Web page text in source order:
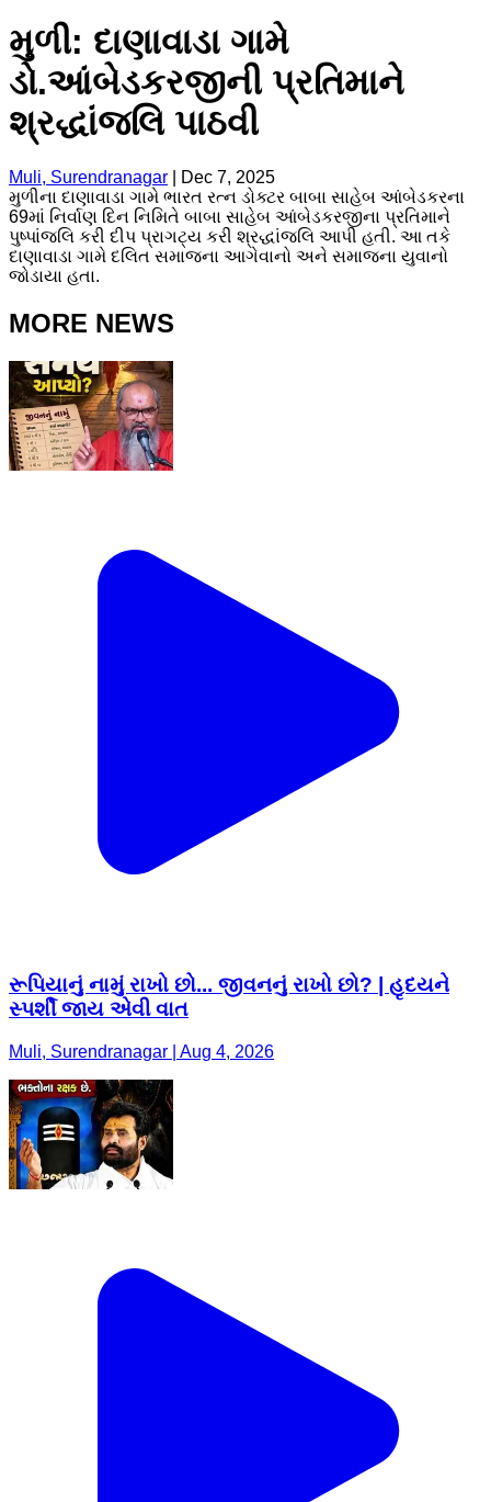
મુળી: દાણાવાડા ગામે
ડો.આંબેડકરજીની પ્રતિમાને
શ્રદ્ધાંજલિ પાઠવી
Muli, Surendranagar
Dec 7, 2025
મુળીના દાણાવાડા ગામે ભારત રત્ન ડોક્ટર બાબા સાહેબ આંબેડકરના
69માં નિર્વાણ દિન નિમિતે બાબા સાહેબ આંબેડકરજીના પ્રતિમાને
પુષ્પાંજલિ કરી દીપ પ્રાગટ્ય કરી શ્રદ્ધાંજલિ આપી હતી. આ તકે
દાણાવાડા ગામે દલિત સમાજના આગેવાનો અને સમાજના યુવાનો
જોડાયા હતા.
MORE NEWS
રૂપિયાનું નામું રાખો છો... જીવનનું રાખો છો? | હૃદયને
સ્પર્શી જાય એવી વાત
Muli, Surendranagar | Aug 4, 2026